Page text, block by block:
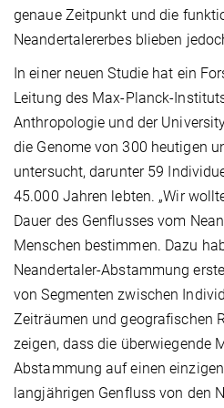
genaue Zeitpunkt und die
Neandertalererbes blieben
In einer neuen Studie hat ein
Leitung des Max-Planck-
Anthropologie und der
die Genome von 300 heutigen
untersucht, darunter 59
45.000 Jahren lebten. „Wir
Dauer des Genflusses vom
Menschen bestimmen. Dazu
Neandertaler-Abstammung
von Segmenten zwischen
Zeiträumen und geografischen
zeigen, dass die überwiegende
Abstammung auf einen
langjährigen Genfluss von den